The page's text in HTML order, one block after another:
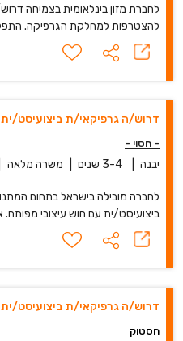
לחברת מזון בינלאומית בצמיחה
להצטרפות למחלקת הגרפיקה.
דרוש/ה גרפיקאי/ת ביצועיסט/
- חסוי -
יבנה 3-4 שנים משרה מלאה
לחברה מובילה בישראל בתחום
ביצועיסט/ית עם חוש עיצובי מפותח.
דרוש/ה גרפיקאי/ת ביצועיסט/ית
הסטוק